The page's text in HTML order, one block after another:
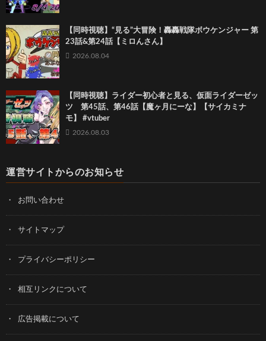
【同時視聴】“見る”大冒険！轟轟戦隊ボウケンジャー 第
23話&第24話【ミロんさん】
2026.08.04
【同時視聴】ライダー初心者と見る、仮面ライダーゼッ
ツ 第45話、第46話【魔ヶ月にーな】【サイカミナ
モ】 #vtuber
2026.08.03
運営サイトからのお知らせ
お問い合わせ
サイトマップ
プライバシーポリシー
相互リンクについて
広告掲載について